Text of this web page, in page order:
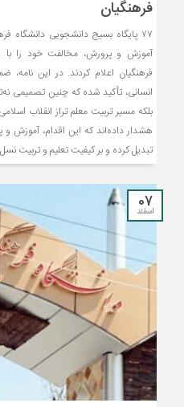
فرهنگیان
۷۷ پایگاه بسیج دانشجویی دانشگاه
آموزش و پرورش، مخالفت خود را
فرهنگیان اعلام کردند. در این
انسانی، تأکید شده که چنین تصمیمی
بلکه مسیر تربیت معلم تراز انقلاب
هشدار داده‌اند که این اقدام، آموزش و
تبدیل کرده و بر کیفیت تعلیم و تربیت
07
اسفند